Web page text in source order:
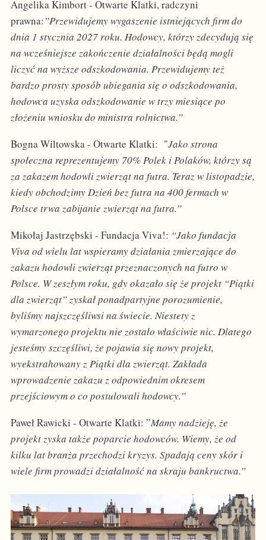
Angelika Kimbort - Otwarte Klatki, radczyni
prawna:”Przewidujemy wygaszenie istniejących firm do
dnia 1 stycznia 2027 roku. Hodowcy, którzy zdecydują się
na wcześniejsze zakończenie działalności będą mogli
liczyć na wyższe odszkodowania. Przewidujemy też
bardzo prosty sposób ubiegania się o odszkodowania,
hodowca uzyska odszkodowanie w trzy miesiące po
złożeniu wniosku do ministra rolnictwa.”
Bogna Wiltowska - Otwarte Klatki: "Jako strona
społeczna reprezentujemy 70% Polek i Polaków, którzy są
za zakazem hodowli zwierząt na futra. Teraz w listopadzie,
kiedy obchodzimy Dzień bez futra na 400 fermach w
Polsce trwa zabijanie zwierząt na futra.”
Mikołaj Jastrzębski - Fundacja Viva!: “Jako fundacja
Viva od wielu lat wspieramy działania zmierzające do
zakazu hodowli zwierząt przeznaczonych na futro w
Polsce. W zeszłym roku, gdy okazało się że projekt “Piątki
dla zwierząt” zyskał ponadpartyjne porozumienie,
byliśmy najszczęśliwsi na świecie. Niestety z
wymarzonego projektu nie zostało właściwie nic. Dlatego
jesteśmy szczęśliwi, że pojawia się nowy projekt,
wyekstrahowany z Piątki dla zwierząt. Zakłada
wprowadzenie zakazu z odpowiednim okresem
przejściowym o co postulowali hodowcy.”
Paweł Rawicki - Otwarte Klatki: ”Mamy nadzieję, że
projekt zyska także poparcie hodowców. Wiemy, że od
kilku lat branża przechodzi kryzys. Spadają ceny skór i
wiele firm prowadzi działalność na skraju bankructwa.”